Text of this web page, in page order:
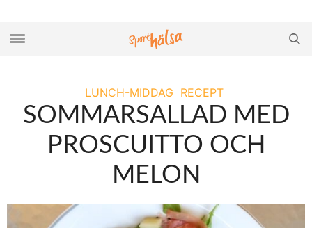
LUNCH-MIDDAG RECEPT
SOMMARSALLAD MED
PROSCUITTO OCH
MELON